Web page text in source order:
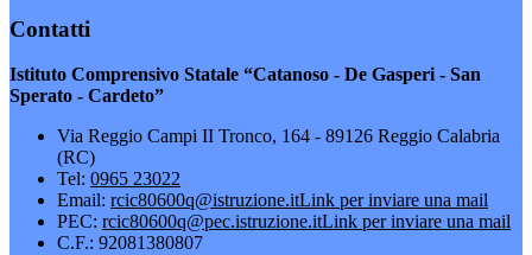
Contatti
Istituto Comprensivo Statale “Catanoso - De Gasperi - San
Sperato - Cardeto”
Via Reggio Campi II Tronco, 164 - 89126 Reggio Calabria
(RC)
Tel: 0965 23022
Email: rcic80600q@istruzione.itLink per inviare una mail
PEC: rcic80600q@pec.istruzione.itLink per inviare una mail
C.F.: 92081380807